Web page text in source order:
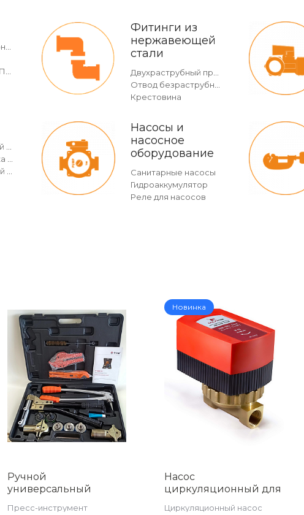
Фитинги из
нержавеющей
стали
Крестовина
Насосы и
насосное
оборудование
Санитарные насосы
Гидроаккумулятор
Реле для насосов
Ручной
универсальный
Пресс-инструмент
Новинка
Насос
циркуляционный для
Циркуляционный насос